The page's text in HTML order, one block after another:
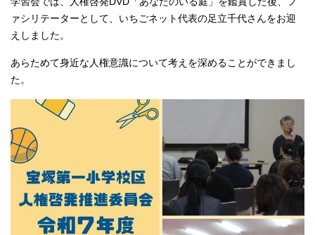
ァシリテーターとして、いちごネット代表の足立千代さんをお迎
えしました。
あらためて身近な人権意識について考えを深めることができまし
た。